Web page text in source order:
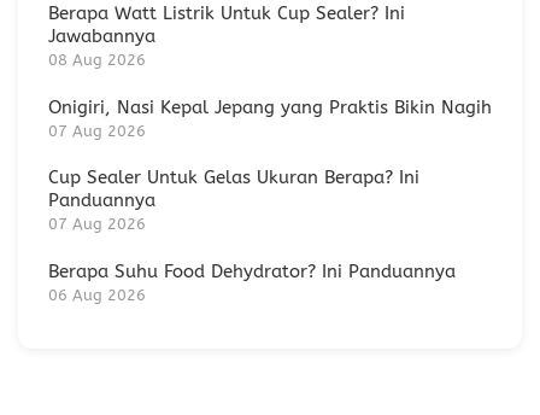
Berapa Watt Listrik Untuk Cup Sealer? Ini
Jawabannya
08 Aug 2026
Onigiri, Nasi Kepal Jepang yang Praktis Bikin Nagih
07 Aug 2026
Cup Sealer Untuk Gelas Ukuran Berapa? Ini
Panduannya
07 Aug 2026
Berapa Suhu Food Dehydrator? Ini Panduannya
06 Aug 2026